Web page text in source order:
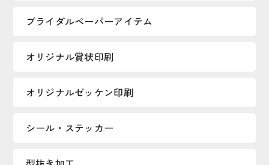
ブライダルペーパーアイテム
オリジナル賞状印刷
オリジナルゼッケン印刷
シール・ステッカー